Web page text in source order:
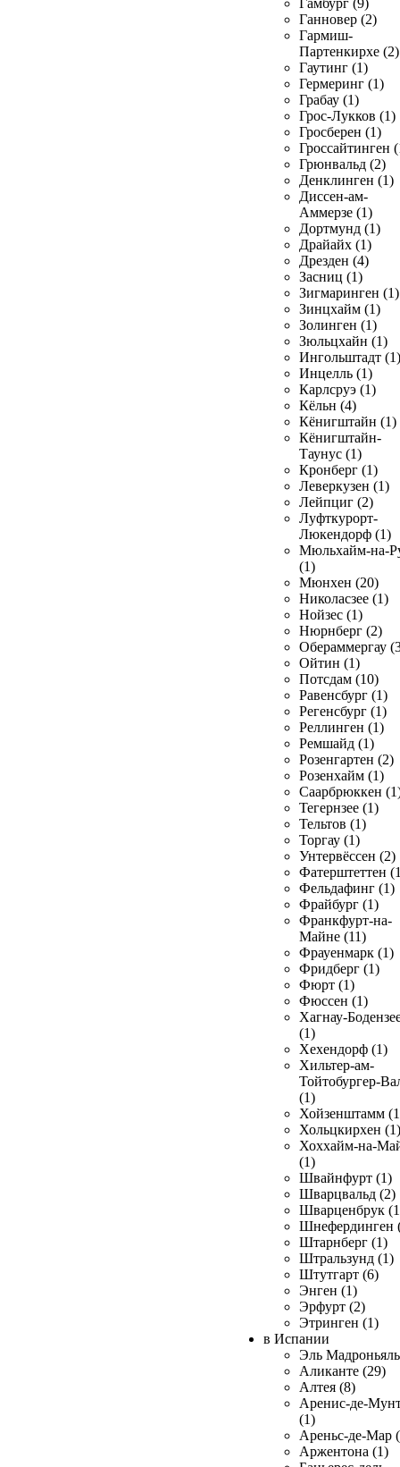
Гамбург (9)
Ганновер (2)
Гармиш-
Партенкирхе (2)
Гаутинг (1)
Гермеринг (1)
Грабау (1)
Грос-Лукков (1)
Гросберен (1)
Гроссайтинген
Грюнвальд (2)
Денклинген (1)
Диссен-ам-
Аммерзе (1)
Дортмунд (1)
Драйайх (1)
Дрезден (4)
Засниц (1)
Зигмаринген (1)
Зинцхайм (1)
Золинген (1)
Зюльцхайн (1)
Ингольштадт (1)
Инцелль (1)
Карлсруэ (1)
Кёльн (4)
Кёнигштайн (1)
Кёнигштайн-
Таунус (1)
Кронберг (1)
Леверкузен (1)
Лейпциг (2)
Луфткурорт-
Люкендорф (1)
Мюльхайм-на-
(1)
Мюнхен (20)
Николасзее (1)
Нойзес (1)
Нюрнберг (2)
Обераммергау
Ойтин (1)
Потсдам (10)
Равенсбург (1)
Регенсбург (1)
Реллинген (1)
Ремшайд (1)
Розенгартен (2)
Розенхайм (1)
Саарбрюккен
Тегернзее (1)
Тельтов (1)
Торгау (1)
Унтервёссен (2)
Фатерштеттен
Фельдафинг (1)
Фрайбург (1)
Франкфурт-на-
Майне (11)
Фрауенмарк (1)
Фридберг (1)
Фюрт (1)
Фюссен (1)
Хагнау-
(1)
Хехендорф (1)
Хильтер-ам-
Тойтобургер-
(1)
Хойзенштамм
Хольцкирхен (1)
Хоххайм-на-
(1)
Швайнфурт (1)
Шварцвальд (2)
Шварценбрук
Шнефердинген
Штарнберг (1)
Штральзунд (1)
Штутгарт (6)
Энген (1)
Эрфурт (2)
Этринген (1)
в Испании
Эль
Аликанте (29)
Алтея (8)
Аренис-де-
(1)
Ареньс-де-Мар
Аржентона (1)